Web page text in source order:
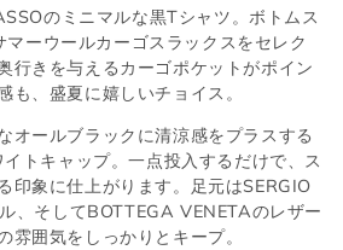
のミニマルな黒Tシャツ。ボトムス
ーウールカーゴスラックスをセレク
行きを与えるカーゴポケットがポイン
も、盛夏に嬉しいチョイス。
オールブラックに清涼感をプラスする
トキャップ。一点投入するだけで、ス
印象に仕上がります。足元はSERGIO
、そしてBOTTEGA VENETAのレザー
雰囲気をしっかりとキープ。